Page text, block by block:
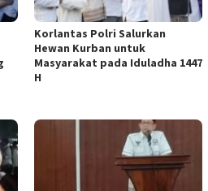
Korlantas Polri Salurkan
Hewan Kurban untuk
Masyarakat pada Iduladha 1447
H